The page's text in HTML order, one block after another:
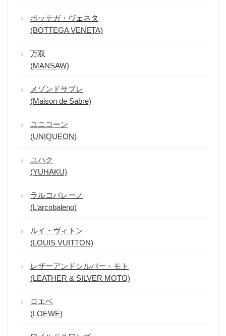
ボッテガ・ヴェネタ
(BOTTEGA VENETA)
万双
(MANSAW)
メゾンドサブレ
(Maison de Sabre)
ユニコーン
(UNIQUEON)
ユハク
(YUHAKU)
ラルコバレーノ
(L’arcobaleno)
ルイ・ヴィトン
(LOUIS VUITTON)
レザーアンドシルバー・モト
(LEATHER & SILVER MOTO)
ロエベ
(LOEWE)